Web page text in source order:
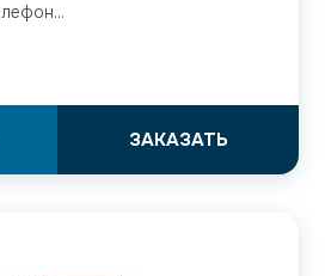
ЗАКАЗАТЬ